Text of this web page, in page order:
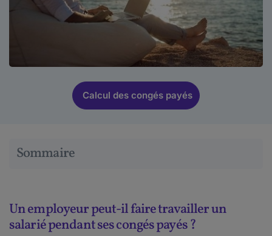
Calcul des congés payés
Sommaire
Un employeur peut-il faire travailler un
salarié pendant ses congés payés ?